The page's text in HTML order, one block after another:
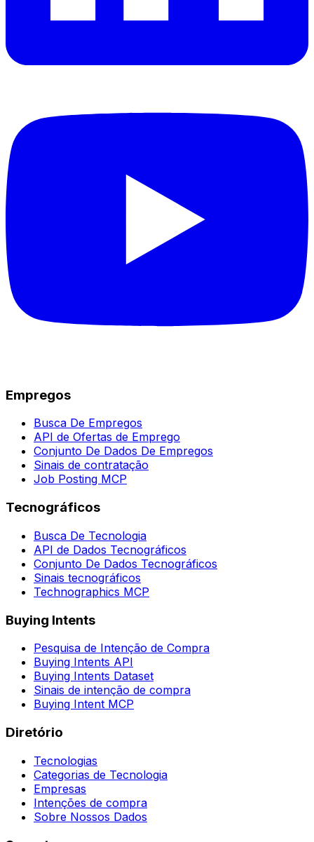
Empregos
Busca De Empregos
API de Ofertas de Emprego
Conjunto De Dados De Empregos
Sinais de contratação
Job Posting MCP
Tecnográficos
Busca De Tecnologia
API de Dados Tecnográficos
Conjunto De Dados Tecnográficos
Sinais tecnográficos
Technographics MCP
Buying Intents
Pesquisa de Intenção de Compra
Buying Intents API
Buying Intents Dataset
Sinais de intenção de compra
Buying Intent MCP
Diretório
Tecnologias
Categorias de Tecnologia
Empresas
Intenções de compra
Sobre Nossos Dados